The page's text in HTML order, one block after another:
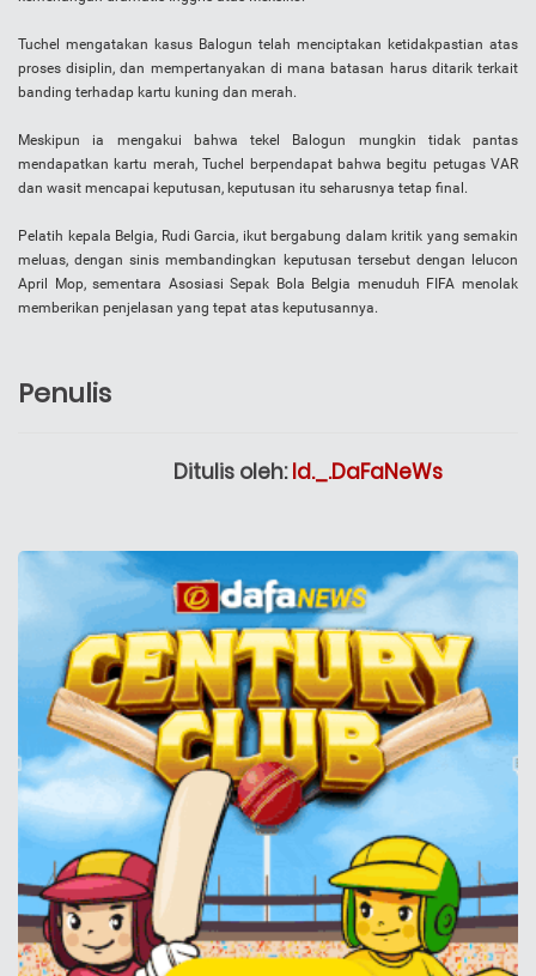
Tuchel mengatakan kasus Balogun telah menciptakan ketidakpastian atas
proses disiplin, dan mempertanyakan di mana batasan harus ditarik terkait
banding terhadap kartu kuning dan merah.
Meskipun ia mengakui bahwa tekel Balogun mungkin tidak pantas
mendapatkan kartu merah, Tuchel berpendapat bahwa begitu petugas VAR
dan wasit mencapai keputusan, keputusan itu seharusnya tetap final.
Pelatih kepala Belgia, Rudi Garcia, ikut bergabung dalam kritik yang semakin
meluas, dengan sinis membandingkan keputusan tersebut dengan lelucon
April Mop, sementara Asosiasi Sepak Bola Belgia menuduh FIFA menolak
memberikan penjelasan yang tepat atas keputusannya.
Penulis
Ditulis oleh:Id._.DaFaNeWs